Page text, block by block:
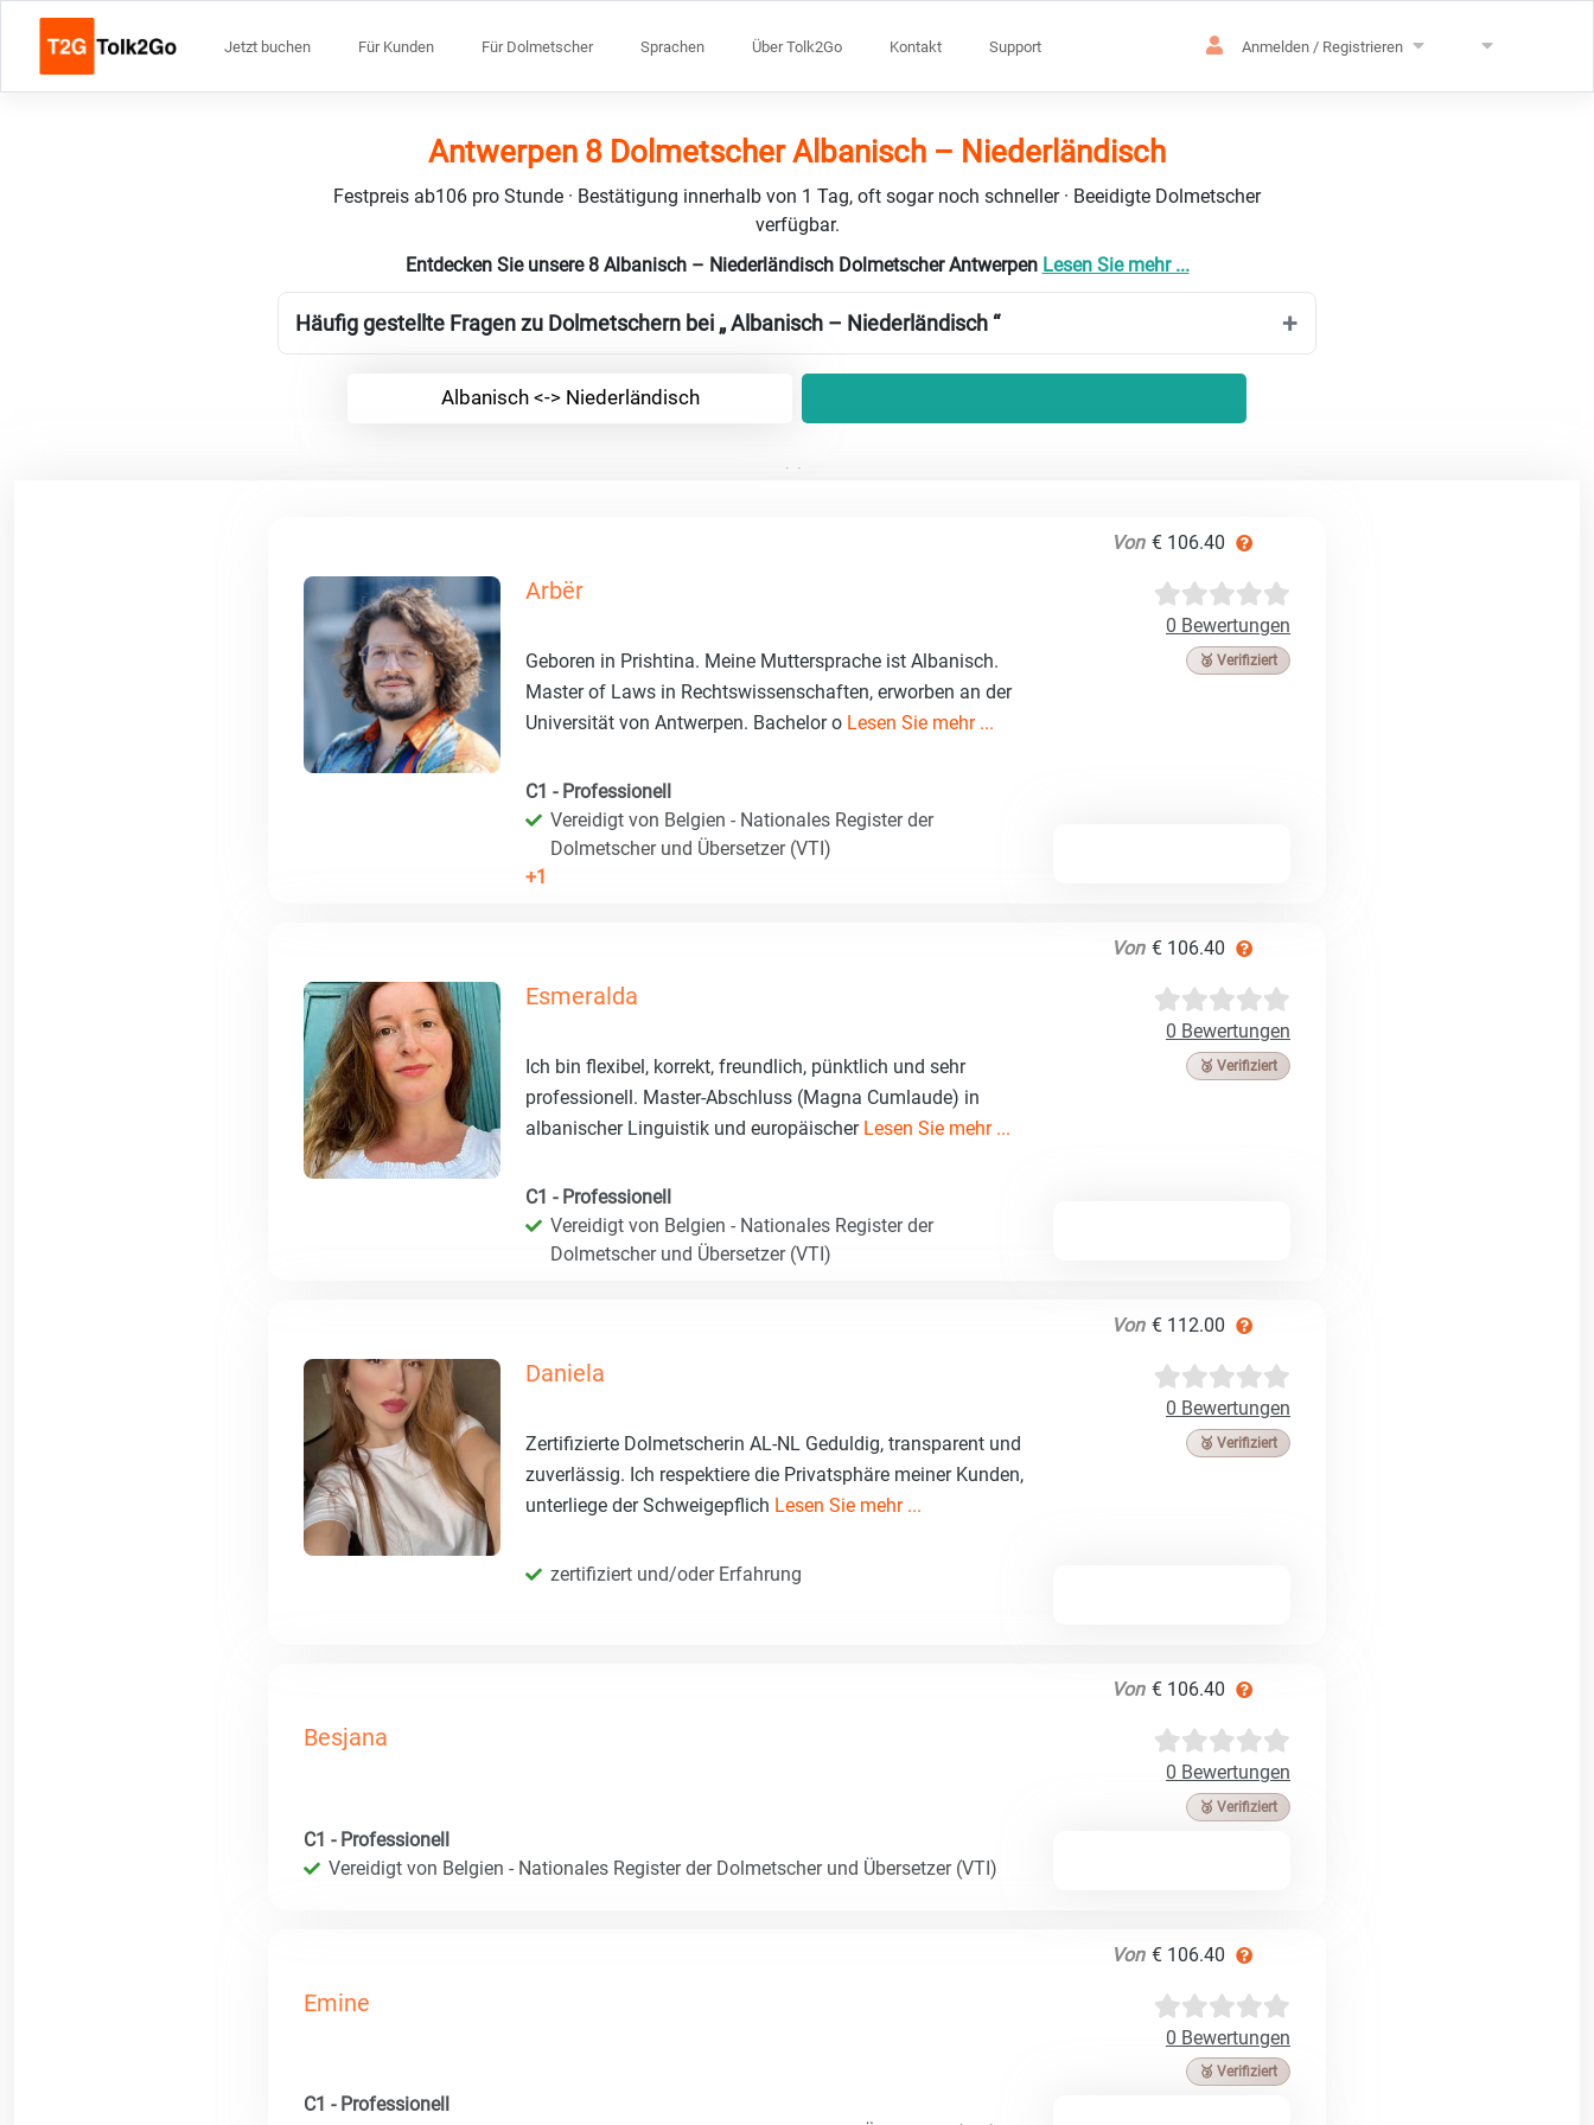
Jetzt buchen Für Kunden Für Dolmetscher Sprachen Über Tolk2Go Kontakt Support Anmelden / Registrieren
Antwerpen 8 Dolmetscher Albanisch – Niederländisch
Festpreis ab106 pro Stunde · Bestätigung innerhalb von 1 Tag, oft sogar noch schneller · Beeidigte Dolmetscher
verfügbar.
Entdecken Sie unsere 8 Albanisch – Niederländisch Dolmetscher Antwerpen Lesen Sie mehr ...
Häufig gestellte Fragen zu Dolmetschern bei „ Albanisch – Niederländisch “
Albanisch <-> Niederländisch
Von € 106.40
Arbër
0 Bewertungen
🥉 Verifiziert
Geboren in Prishtina. Meine Muttersprache ist Albanisch.
Master of Laws in Rechtswissenschaften, erworben an der
Universität von Antwerpen. Bachelor o Lesen Sie mehr ...
C1 - Professionell
Vereidigt von Belgien - Nationales Register der
Dolmetscher und Übersetzer (VTI)
+1
Von € 106.40
Esmeralda
0 Bewertungen
🥉 Verifiziert
Ich bin flexibel, korrekt, freundlich, pünktlich und sehr
professionell. Master-Abschluss (Magna Cumlaude) in
albanischer Linguistik und europäischer Lesen Sie mehr ...
C1 - Professionell
Vereidigt von Belgien - Nationales Register der
Dolmetscher und Übersetzer (VTI)
Von € 112.00
Daniela
0 Bewertungen
🥉 Verifiziert
Zertifizierte Dolmetscherin AL-NL Geduldig, transparent und
zuverlässig. Ich respektiere die Privatsphäre meiner Kunden,
unterliege der Schweigepflich Lesen Sie mehr ...
zertifiziert und/oder Erfahrung
Von € 106.40
Besjana
0 Bewertungen
🥉 Verifiziert
C1 - Professionell
Vereidigt von Belgien - Nationales Register der Dolmetscher und Übersetzer (VTI)
Von € 106.40
Emine
0 Bewertungen
🥉 Verifiziert
C1 - Professionell